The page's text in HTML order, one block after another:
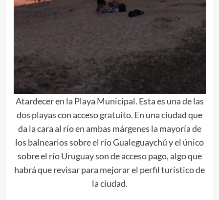
Atardecer en la Playa Municipal. Esta es una de las
dos playas con acceso gratuito. En una ciudad que
da la cara al río en ambas márgenes la mayoría de
los balnearios sobre el río Gualeguaychú y el único
sobre el río Uruguay son de acceso pago, algo que
habrá que revisar para mejorar el perfil turístico de
la ciudad.